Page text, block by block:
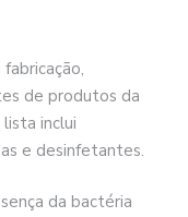
de produtos da
inclui
e desinfetantes.
da bactéria